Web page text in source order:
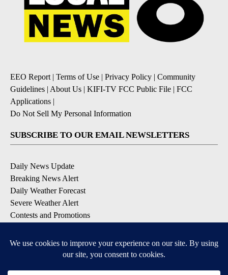
EEO Report| Terms of Use | Privacy Policy | Community
Guidelines | About Us | KIFI-TV FCC Public File | FCC
Applications |
Do Not Sell My Personal Information
SUBSCRIBE TO OUR EMAIL NEWSLETTERS
Daily News Update
Breaking News Alert
Daily Weather Forecast
Severe Weather Alert
Contests and Promotions